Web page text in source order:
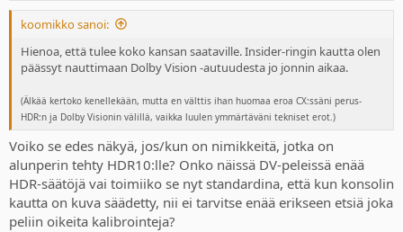
koomikko sanoi:
Hienoa, että tulee koko kansan saataville. Insider-ringin kautta olen
päässyt nauttimaan Dolby Vision -autuudesta jo jonnin aikaa.
(Älkää kertoko kenellekään, mutta en välttis ihan huomaa eroa CX:ssäni perus-
HDR:n ja Dolby Visionin välillä, vaikka luulen ymmärtäväni tekniset erot.)
Voiko se edes näkyä, jos/kun on nimikkeitä, jotka on
alunperin tehty HDR10:lle? Onko näissä DV-peleissä enää
HDR-säätöjä vai toimiiko se nyt standardina, että kun konsolin
kautta on kuva säädetty, nii ei tarvitse enää erikseen etsiä joka
peliin oikeita kalibrointeja?